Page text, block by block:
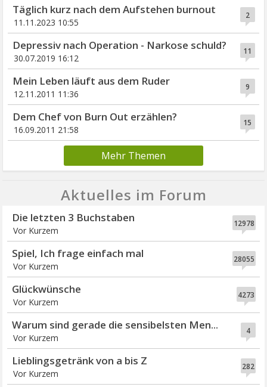
2
Täglich kurz nach dem Aufstehen burnout
11.11.2023 10:55
11
Depressiv nach Operation - Narkose schuld?
30.07.2019 16:12
9
Mein Leben läuft aus dem Ruder
12.11.2011 11:36
15
Dem Chef von Burn Out erzählen?
16.09.2011 21:58
Mehr Themen
Aktuelles im Forum
12978
Die letzten 3 Buchstaben
Vor Kurzem
28055
Spiel, Ich frage einfach mal
Vor Kurzem
4273
Glückwünsche
Vor Kurzem
4
Warum sind gerade die sensibelsten Men...
Vor Kurzem
282
Lieblingsgetränk von a bis Z
Vor Kurzem